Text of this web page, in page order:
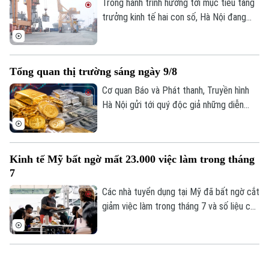
Theo dõi Hà Nội On
Trong hành trình hướng tới mục tiêu tăng
trưởng kinh tế hai con số, Hà Nội đang
dùng và xuất khẩu được xác định là ba trụ
cột có mối liên hệ chặt chẽ, bổ trợ và
thúc đẩy lẫn nhau.
Tổng quan thị trường sáng ngày 9/8
Cơ quan Báo và Phát thanh, Truyền hình
Hà Nội gửi tới quý độc giả những diễn
Kinh tế Mỹ bất ngờ mất 23.000 việc làm trong tháng
7
Các nhà tuyển dụng tại Mỹ đã bất ngờ cắt
giảm việc làm trong tháng 7 và số liệu của